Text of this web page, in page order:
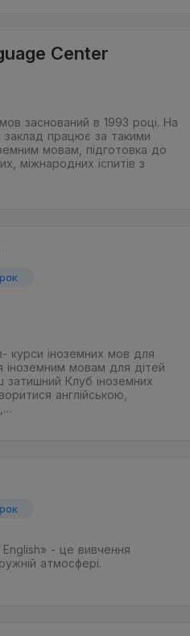
Center
заснований в 1993 році. На
працює за такими
мовам, підготовка до
міжнародних іспитів з
курси іноземних мов для
іноземним мовам для дітей
затишний Клуб іноземних
англійською,
- це вивчення
атмосфері.